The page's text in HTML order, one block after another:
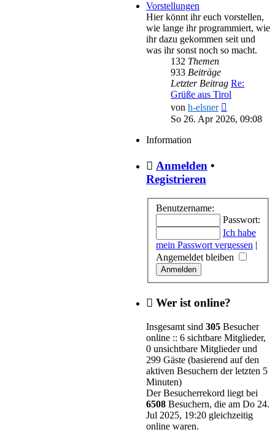
Vorstellungen
Hier könnt ihr euch vorstellen,
wie lange ihr programmiert, wie
ihr dazu gekommen seit und
was ihr sonst noch so macht.
132 Themen
933 Beiträge
Letzter Beitrag Re:
Grüße aus Tirol
von h-elsner
Beitrag
So 26. Apr 2026, 09:08
Information
Anmelden •
Registrieren
Benutzername:
Passwort:
Ich habe
mein Passwort vergessen |
Angemeldet bleiben
Wer ist online?
Insgesamt sind 305 Besucher
online :: 6 sichtbare Mitglieder,
0 unsichtbare Mitglieder und
299 Gäste (basierend auf den
aktiven Besuchern der letzten 5
Minuten)
Der Besucherrekord liegt bei
6508 Besuchern, die am Do 24.
Jul 2025, 19:20 gleichzeitig
online waren.